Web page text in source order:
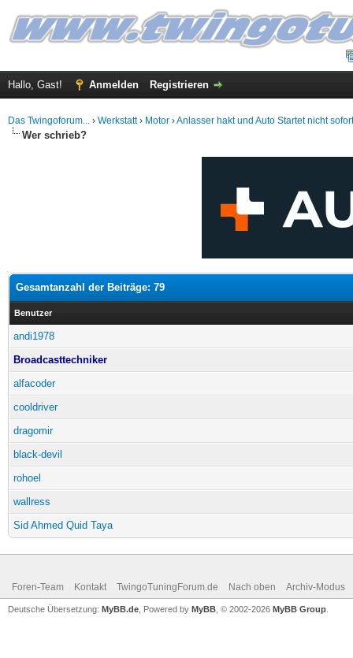
Hallo, Gast! Anmelden Registrieren
Das Twingoforum... › Werkstatt› Motor ›Anlasser hakt und Auto Startet nicht
Wer schrieb?
Gesamtanzahl der Beiträge: 79
Benutzer
andi1978
Broadcasttechniker
alfacoder
cooldriver
dragomir
black-devil
rohoel
wallress
Sid Ahmed Quid Taya
Foren-Team Kontakt TwingoTuningForum.de Nach oben Archiv-Modus
Deutsche Übersetzung: MyBB.de , Powered by MyBB , © 2002-2026 MyBB Group